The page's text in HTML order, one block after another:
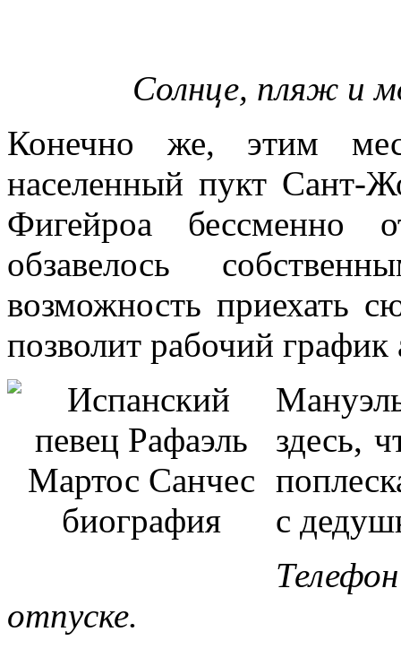
Солнце, пляж и
Конечно же, этим
населенный пукт Сант-
Фигейроа
обзавелось
возможность приехать
позволит рабочий график
здесь,
с
отпуске.